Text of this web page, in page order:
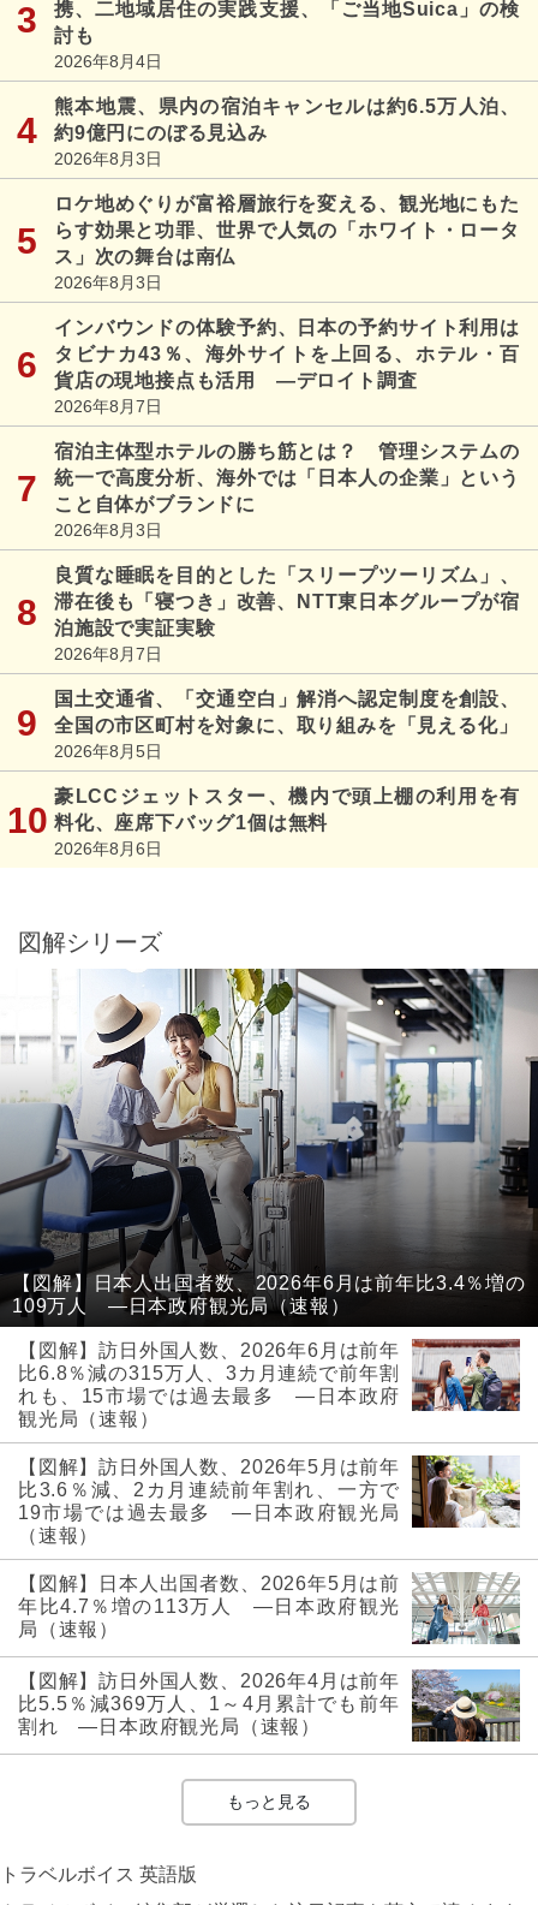
携、二地域居住の実践支援、「ご当地Suica」の検
討も
2026年8月4日
熊本地震、県内の宿泊キャンセルは約6.5万人泊、
約9億円にのぼる見込み
2026年8月3日
ロケ地めぐりが富裕層旅行を変える、観光地にもた
らす効果と功罪、世界で人気の「ホワイト・ロータ
ス」次の舞台は南仏
2026年8月3日
インバウンドの体験予約、日本の予約サイト利用は
タビナカ43％、海外サイトを上回る、ホテル・百
貨店の現地接点も活用 ―デロイト調査
2026年8月7日
宿泊主体型ホテルの勝ち筋とは？ 管理システムの
統一で高度分析、海外では「日本人の企業」という
こと自体がブランドに
2026年8月3日
良質な睡眠を目的とした「スリープツーリズム」、
滞在後も「寝つき」改善、NTT東日本グループが宿
泊施設で実証実験
2026年8月7日
国土交通省、「交通空白」解消へ認定制度を創設、
全国の市区町村を対象に、取り組みを「見える化」
2026年8月5日
豪LCCジェットスター、機内で頭上棚の利用を有
料化、座席下バッグ1個は無料
2026年8月6日
図解シリーズ
【図解】日本人出国者数、2026年6月は前年比3.4％増の
109万人 ―日本政府観光局（速報）
【図解】訪日外国人数、2026年6月は前年
比6.8％減の315万人、3カ月連続で前年割
れも、15市場では過去最多 ―日本政府
観光局（速報）
【図解】訪日外国人数、2026年5月は前年
比3.6％減、2カ月連続前年割れ、一方で
19市場では過去最多 ―日本政府観光局
（速報）
【図解】日本人出国者数、2026年5月は前
年比4.7％増の113万人 ―日本政府観光
局（速報）
【図解】訪日外国人数、2026年4月は前年
比5.5％減369万人、1～4月累計でも前年
割れ ―日本政府観光局（速報）
もっと見る
トラベルボイス 英語版